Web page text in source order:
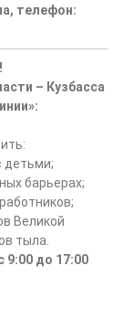
телефон:
– Кузбасса
детьми;
барьерах;
Великой
тыла.
9:00 до 17:00